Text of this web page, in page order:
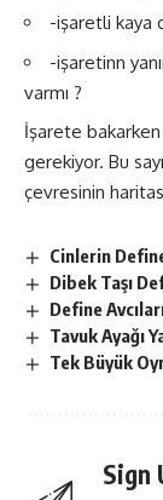
-işaretli kaya
-işaretinn
varmı ?
İşarete bakarken
gerekiyor. Bu
çevresinin
Cinlerin
Dibek Taşı
Define
Tavuk Ayağı
Tek Büyük
Sign